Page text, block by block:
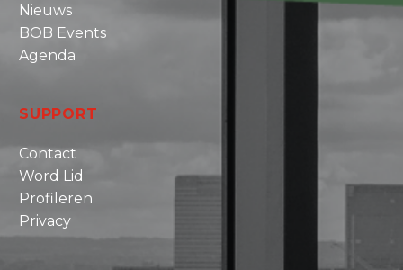
Nieuws
BOB Events
Agenda
SUPPORT
Contact
Word Lid
Profileren
Privacy